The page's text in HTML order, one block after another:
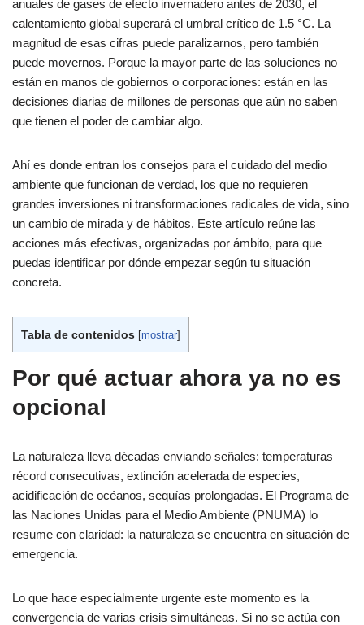
anuales de gases de efecto invernadero antes de 2030, el
calentamiento global superará el umbral crítico de 1.5 °C. La
magnitud de esas cifras puede paralizarnos, pero también
puede movernos. Porque la mayor parte de las soluciones no
están en manos de gobiernos o corporaciones: están en las
decisiones diarias de millones de personas que aún no saben
que tienen el poder de cambiar algo.
Ahí es donde entran los consejos para el cuidado del medio
ambiente que funcionan de verdad, los que no requieren
grandes inversiones ni transformaciones radicales de vida, sino
un cambio de mirada y de hábitos. Este artículo reúne las
acciones más efectivas, organizadas por ámbito, para que
puedas identificar por dónde empezar según tu situación
concreta.
Tabla de contenidos [mostrar]
Por qué actuar ahora ya no es
opcional
La naturaleza lleva décadas enviando señales: temperaturas
récord consecutivas, extinción acelerada de especies,
acidificación de océanos, sequías prolongadas. El Programa de
las Naciones Unidas para el Medio Ambiente (PNUMA) lo
resume con claridad: la naturaleza se encuentra en situación de
emergencia.
Lo que hace especialmente urgente este momento es la
convergencia de varias crisis simultáneas. Si no se actúa con